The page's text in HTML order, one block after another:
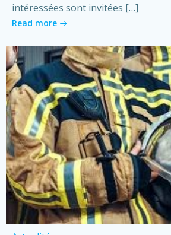
intéressées sont invitées […]
Read more